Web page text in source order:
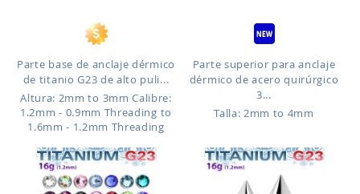
Parte base de anclaje dérmico
de titanio G23 de alto puli...
Altura: 2mm to 3mm Calibre:
1.2mm - 0.9mm Threading to
1.6mm - 1.2mm Threading
Parte superior para anclaje
dérmico de acero quirúrgico
3...
Talla: 2mm to 4mm